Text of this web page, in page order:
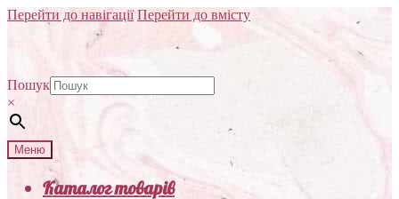
Перейти до навігації Перейти до вмісту
Пошук
×
Меню
Каталог товарів